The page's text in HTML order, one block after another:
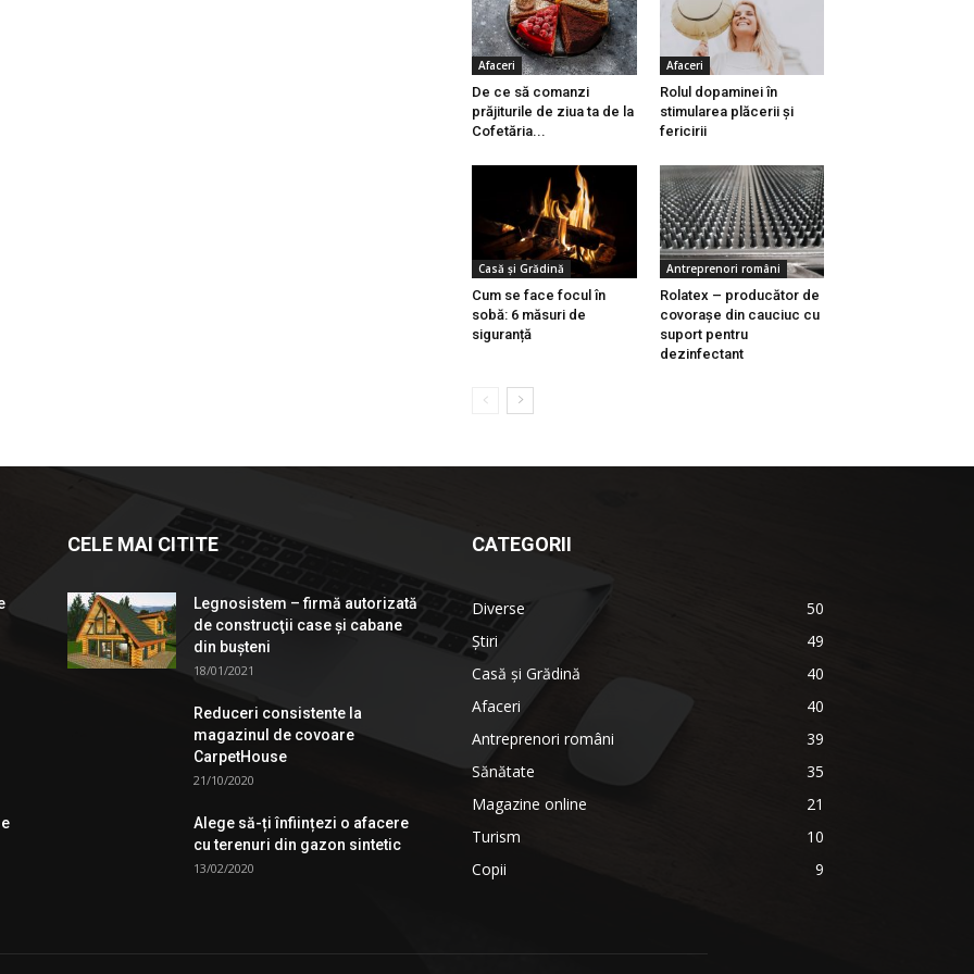
Afaceri
De ce să comanzi
prăjiturile de ziua ta de la
Cofetăria...
Afaceri
Rolul dopaminei în
stimularea plăcerii și
fericirii
Casă și Grădină
Cum se face focul în
sobă: 6 măsuri de
siguranță
Antreprenori români
Rolatex – producător de
covorașe din cauciuc cu
suport pentru
dezinfectant
CELE MAI CITITE
Legnosistem – firmă autorizată
de construcţii case și cabane
din bușteni
18/01/2021
Reduceri consistente la
magazinul de covoare
CarpetHouse
21/10/2020
Alege să-ți înființezi o afacere
cu terenuri din gazon sintetic
13/02/2020
CATEGORII
Diverse
50
Știri
49
Casă și Grădină
40
Afaceri
40
Antreprenori români
39
Sănătate
35
Magazine online
21
Turism
10
Copii
9